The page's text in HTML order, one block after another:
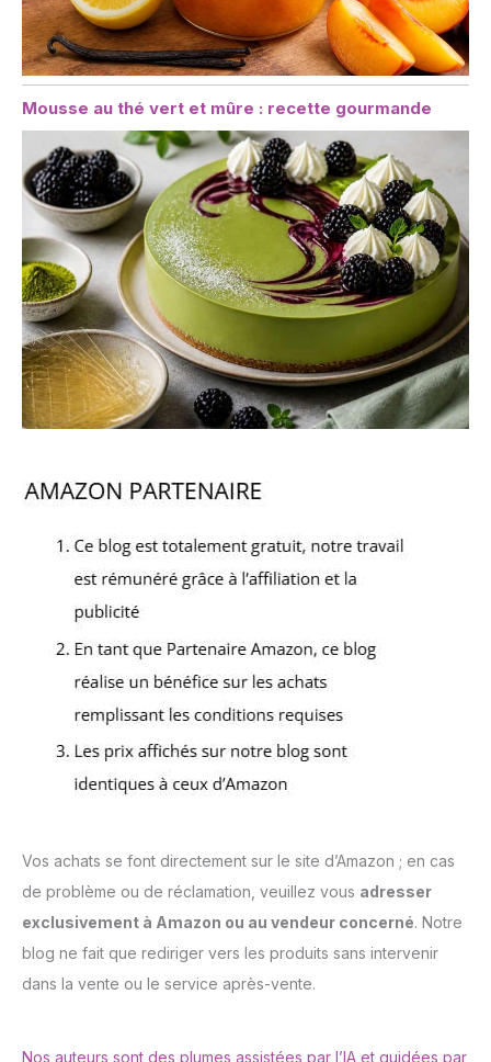
Mousse au thé vert et mûre : recette gourmande
Vos achats se font directement sur le site d’Amazon ; en cas
de problème ou de réclamation, veuillez vous adresser
exclusivement à Amazon ou au vendeur concerné. Notre
blog ne fait que rediriger vers les produits sans intervenir
dans la vente ou le service après-vente.
Nos auteurs sont des plumes assistées par l’IA et guidées par